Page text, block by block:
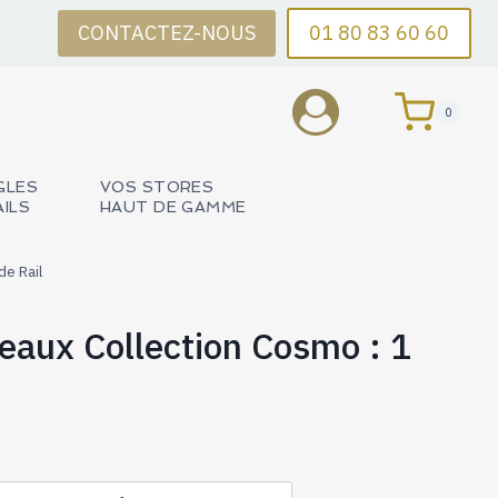
CONTACTEZ-NOUS 01 80 83 60 60
0
VOS STORES
HAUT DE GAMME
Rail
Collection Cosmo : 1